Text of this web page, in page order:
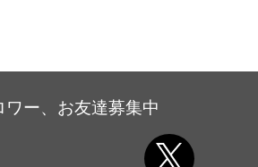
ワー、お友達募集中